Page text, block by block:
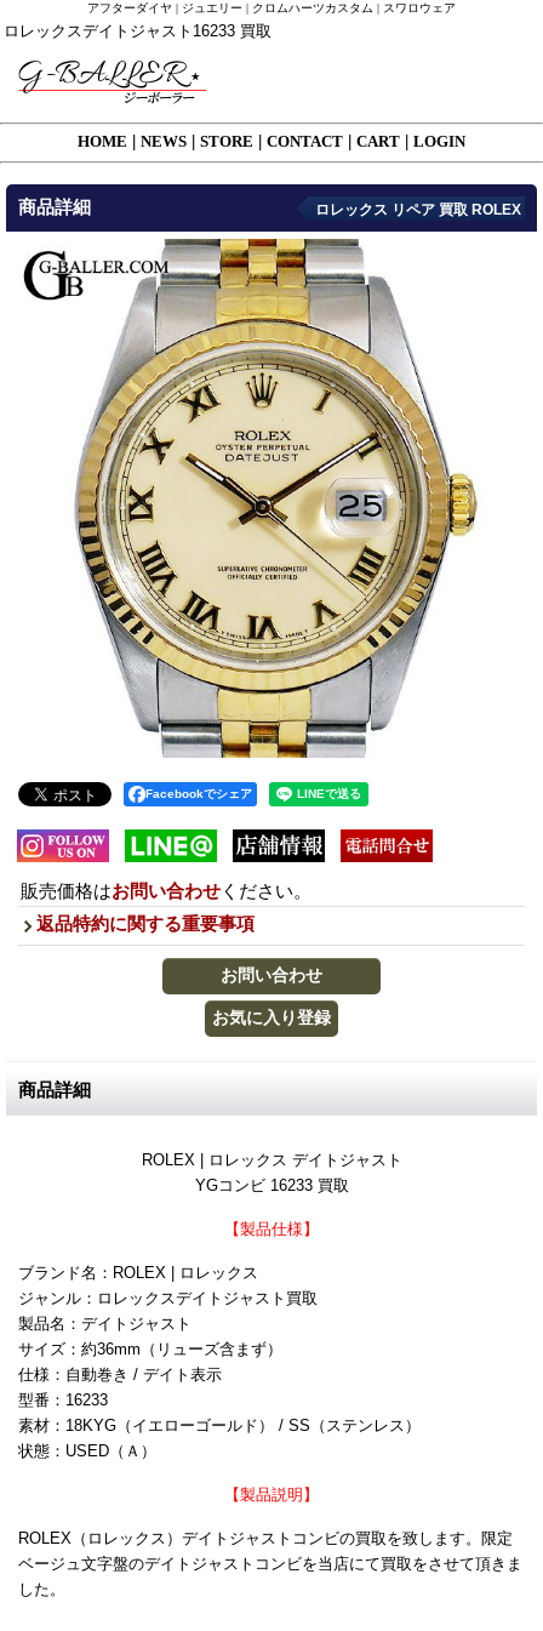
アフターダイヤ | ジュエリー | クロムハーツカスタム | スワロウェア
ロレックスデイトジャスト16233 買取
HOME NEWS STORE CONTACT CART LOGIN
商品詳細 ロレックス リペア 買取 ROLEX
Facebookでシェア
販売価格はお問い合わせ ください。
返品特約に関する重要事項
商品詳細
ROLEX | ロレックス デイトジャスト
YGコンビ 16233 買取
【製品仕様】
ブランド名：ROLEX | ロレックス
ジャンル：ロレックスデイトジャスト買取
製品名：デイトジャスト
サイズ：約36mm（リューズ含まず）
仕様：自動巻き / デイト表示
型番：16233
素材：18KYG（イエローゴールド） / SS（ステンレス）
状態：USED（Ａ）
【製品説明】
ROLEX（ロレックス）デイトジャストコンビの買取を致します。限定
ベージュ文字盤のデイトジャストコンビを当店にて買取をさせて頂きま
した。